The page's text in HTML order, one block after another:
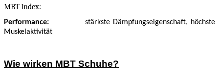
MBT-Index:
Performance:
stärkste Dämpfungseigenschaft, höchste
Muskelaktivität
Wie wirken MBT Schuhe?